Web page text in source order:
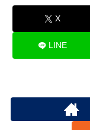
X
LINE